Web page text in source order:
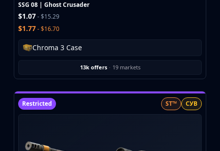
SSG 08 | Ghost Crusader
$1.07- $15.29
$1.77- $16.70
Chroma 3 Case
13k offers · 19 markets
Restricted ST™ СУВ